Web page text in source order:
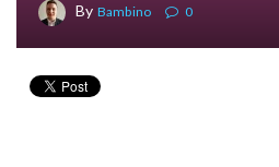
By Bambino 0